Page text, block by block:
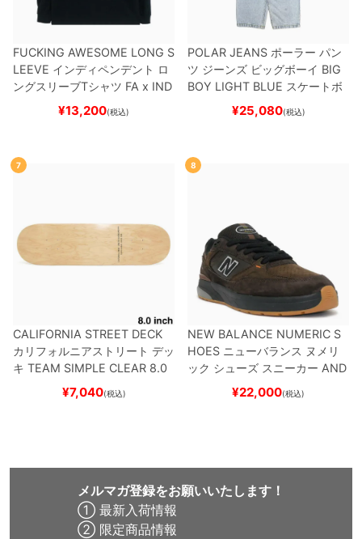
FUCKING AWESOME LONG S
LEEVE インディペンデント ロ
ングスリーブTシャツ FA x IND
EPENDENTHOSTAGE
スケートボード スケボー
¥13,200(税込)
POLAR JEANS ポーラー パン
ツ ジーンズ ビッグボーイ BIG
BOY LIGHT BLUE スケートボ
ード スケボー
¥25,080(税込)
7
CALIFORNIA STREET DECK
カリフォルニアストリート デッ
キ TEAM SIMPLE CLEAR 8.0
ブランク（DSM）
ード スケボー
¥7,040(税込)
8
NEW BALANCE NUMERIC S
HOES ニューバランス ヌメリ
ック シューズ スニーカー AND
REW REYNOLDS 933
BROWN/BLACKスケート
¥22,000(税込)
メルマガ登録をお願いいたします！
① 最新入荷情報
② 限定商品情報